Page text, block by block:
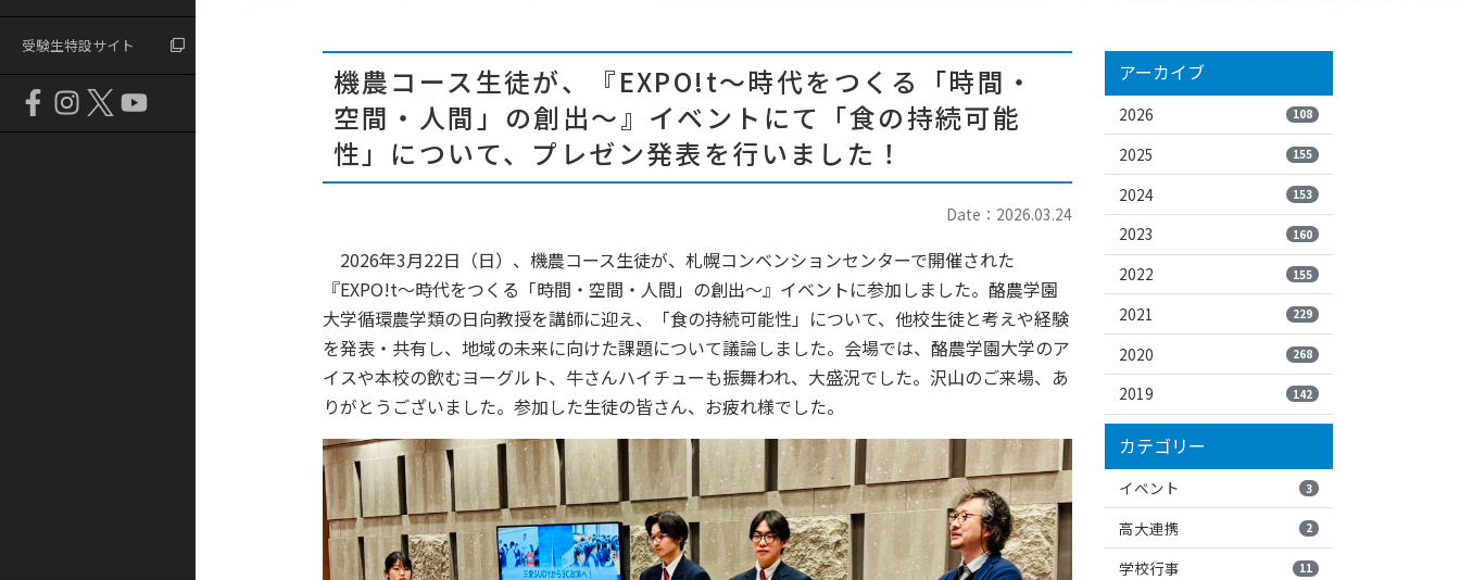
受験生特設サイト
機農コース生徒が、『EXPO!t～時代をつくる「時間・
空間・人間」の創出～』イベントにて「食の持続可能
性」について、プレゼン発表を行いました！
Date：2026.03.24
2026年3月22日（日）、機農コース生徒が、札幌コンベンションセンターで開催された
『EXPO!t～時代をつくる「時間・空間・人間」の創出～』イベントに参加しました。酪農学園
大学循環農学類の日向教授を講師に迎え、「食の持続可能性」について、他校生徒と考えや経験
を発表・共有し、地域の未来に向けた課題について議論しました。会場では、酪農学園大学のア
イスや本校の飲むヨーグルト、牛さんハイチューも振舞われ、大盛況でした。沢山のご来場、あ
りがとうございました。参加した生徒の皆さん、お疲れ様でした。
アーカイブ
2026 108
2025 155
2024 153
2023 160
2022 155
2021 229
2020 268
2019 142
カテゴリー
イベント 3
高大連携 2
学校行事 11